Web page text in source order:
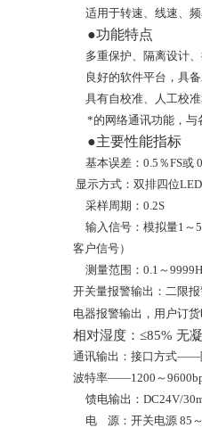
适用于转速、线速、
●功能特点
多重保护、隔离设计
良好的软件平台，具
具有自校准、人工校
*的网络通讯功能，与
●主要性能指标
基本误差：0.5％FS或
显示方式：双排四位
采样周期：0.2S
输入信号：模拟量1～
客户信号）
测量范围：0.1～
开关量报警输出：二限
电器报警输出，用户订
相对湿度：≤85% 无
通讯输出：接口方式——
波特率——1200～
馈电输出：DC24V/
电
源：开关电源 85